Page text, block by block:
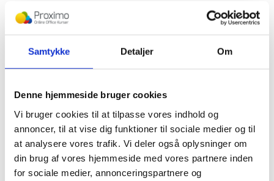
Samtykke Detaljer Om
Denne hjemmeside bruger cookies
Vi bruger cookies til at tilpasse vores indhold og
annoncer, til at vise dig funktioner til sociale medier og til
at analysere vores trafik. Vi deler også oplysninger om
din brug af vores hjemmeside med vores partnere inden
for sociale medier, annonceringspartnere og
Navigation og indstillinger
Teams’ navigation sker primært fra venstre mod højre.
Når du klikker på en knap i hovedmenuen, vises ofte en
underliggende menu eller liste med yderligere funktioner i
Et eksempel er i
Teams , hvor du kan vælge specifikke
kanaler, eller iFiler, hvor mapper og dokumenter vises.
Øverst til højre på skærmen finder du din brugerprofil.
Her kan du: